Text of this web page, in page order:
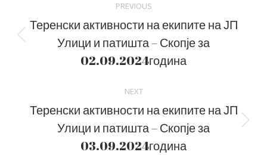
navigation
PREVIOUS
Previous
post:
Теренски активности на екипите на ЈП
Улици и патишта – Скопје за
02.09.2024година
NEXT
Next
post:
Теренски активности на екипите на ЈП
Улици и патишта – Скопје за
03.09.2024година